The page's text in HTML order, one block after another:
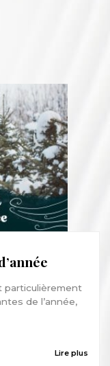
particulièrement
de l’année,
Lire plus